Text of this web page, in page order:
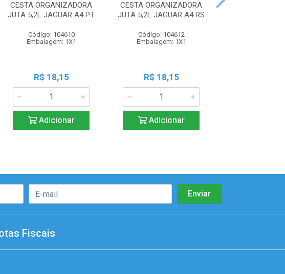
CESTA ORGANIZADORA
JUTA 5,2L JAGUAR A4 PT
Código: 104610
Embalagem: 1X1
R$ 18,15
Adicionar
CESTA ORGANIZADORA
JUTA 5,2L JAGUAR A4 RS
Código: 104612
Embalagem: 1X1
R$ 18,15
Adicionar
Fiscais